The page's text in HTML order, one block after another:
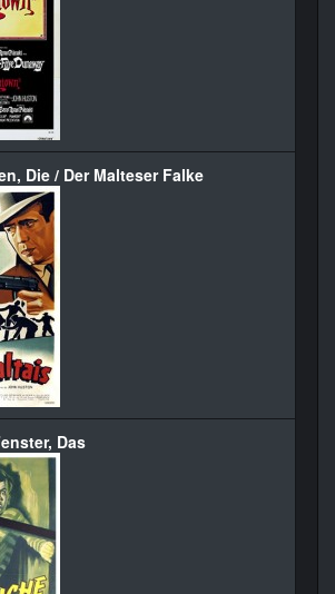
Die / Der Malteser Falke
Das